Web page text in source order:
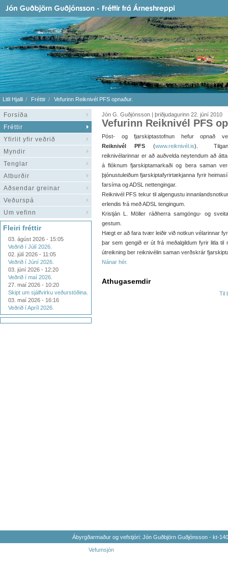
Litli Hjalli Fréttir Vefurinn Reiknivél PFS opnaður.
Forsíða
Fréttir
Yfirlit yfir veðrið
Myndir
Tenglar
Atburðir
Aðsendar greinar
Veðurspá
Um vefinn
Fleiri fréttir
03. ágúst 2026 - 15:05
Veðrið í Júlí 2026.
02. júlí 2026 - 11:05
Veðrið í Júní 2026.
03. júní 2026 - 12:20
Veðrið í maí 2026.
27. maí 2026 - 10:20
Skipt um sjálfvirku veðurstöðina.
03. maí 2026 - 16:16
Veðrið í Apríl 2026.
Jón G. Guðjónsson | þriðjudagurinn 22. júní 2010
Vefurinn Reiknivél PFS
Póst- og fjarskiptastofnun hefur opnað
Reiknivél PFS(www.reiknivél.is).
reiknivélarinnar er að auðvelda neytendum að
á flóknum fjarskiptamarkaði og bera saman
þjónustuleiðum fjarskiptafyrirtækjanna fyrir
farsíma og ADSL nettengingar.
Reiknivél PFS tekur til algengustu
erlendis frá með ADSL tengingum.
Kristján L. Möller ráðherra samgöngu- og
gestum.
Hægt er að fara tvær leiðir við notkun vélarinnar
þar sem gengið er út frá meðalgildum fyrir litla
útreikning ber reiknivélin saman verðskrár
Nánar hér.
Athugasemdir
Til
Ábyrgðarmaður og vefstjóri: Jón Guðbjörn Guðjónsson - kt-
Vefumsjón